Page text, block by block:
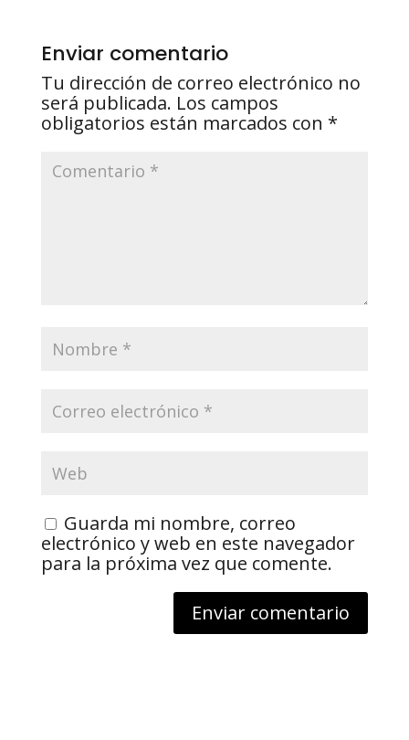
Enviar comentario
Tu dirección de correo electrónico no
será publicada. Los campos
obligatorios están marcados con *
Guarda mi nombre, correo
electrónico y web en este navegador
para la próxima vez que comente.